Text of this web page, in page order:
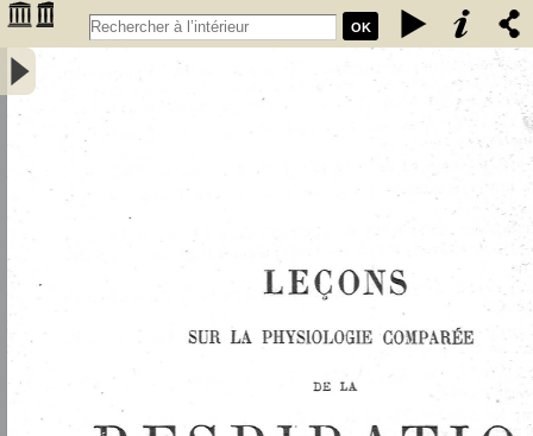
OK
Leçons sur la physiologie comparée de la respiration : professées au
Muséum d'histoire naturelle - Bert, Paul (1833-1886 ; médecin)